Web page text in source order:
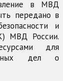
в МВД
передано в
и
МВД России.
для
дел о